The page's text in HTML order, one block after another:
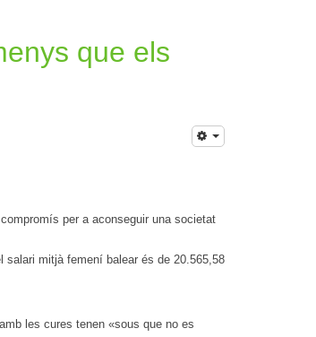
que els
per a aconseguir una societat
mitjà femení balear és de 20.565,58
les cures tenen «sous que no es